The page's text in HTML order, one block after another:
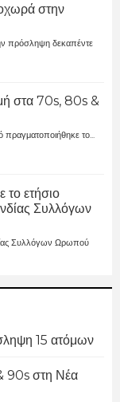
στην
πρόσληψη δεκαπέντε
στα 70s, 80s &
πραγματοποιήθηκε το...
το ετήσιο
Συλλόγων
Συλλόγων Ωρωπού
15 ατόμων
90s στη Νέα